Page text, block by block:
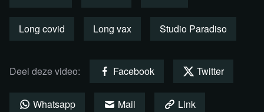
Long covid Long vax Studio Paradiso
Deel deze video: Facebook Twitter
Whatsapp Mail Link